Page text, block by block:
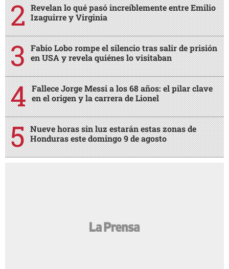
Revelan lo qué pasó increíblemente entre Emilio
Izaguirre y Virginia
Fabio Lobo rompe el silencio tras salir de prisión
en USA y revela quiénes lo visitaban
Fallece Jorge Messi a los 68 años: el pilar clave
en el origen y la carrera de Lionel
Nueve horas sin luz estarán estas zonas de
Honduras este domingo 9 de agosto